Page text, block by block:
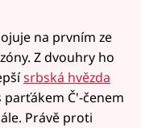
na prvním ze
Z dvouhry ho
srbská hvězda
parťákem Č'-čenem
Právě proti